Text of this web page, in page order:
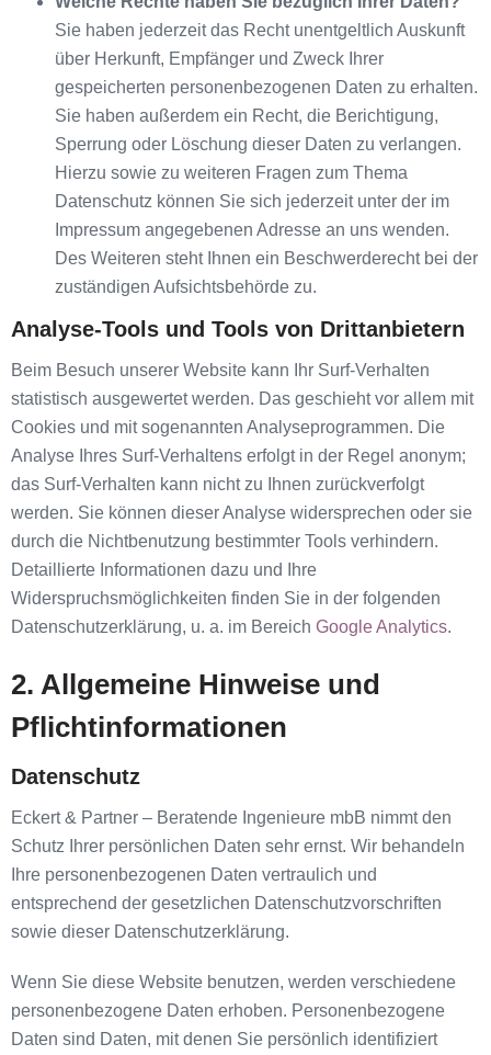
Sie haben jederzeit das Recht unentgeltlich Auskunft
über Herkunft, Empfänger und Zweck Ihrer
gespeicherten personenbezogenen Daten zu erhalten.
Sie haben außerdem ein Recht, die Berichtigung,
Sperrung oder Löschung dieser Daten zu verlangen.
Hierzu sowie zu weiteren Fragen zum Thema
Datenschutz können Sie sich jederzeit unter der im
Impressum angegebenen Adresse an uns wenden.
Des Weiteren steht Ihnen ein Beschwerderecht bei der
zuständigen Aufsichtsbehörde zu.
Analyse-Tools und Tools von Drittanbietern
Beim Besuch unserer Website kann Ihr Surf-Verhalten
statistisch ausgewertet werden. Das geschieht vor allem mit
Cookies und mit sogenannten Analyseprogrammen. Die
Analyse Ihres Surf-Verhaltens erfolgt in der Regel anonym;
das Surf-Verhalten kann nicht zu Ihnen zurückverfolgt
werden. Sie können dieser Analyse widersprechen oder sie
durch die Nichtbenutzung bestimmter Tools verhindern.
Detaillierte Informationen dazu und Ihre
Widerspruchsmöglichkeiten finden Sie in der folgenden
Datenschutzerklärung, u. a. im Bereich Google Analytics.
2. Allgemeine Hinweise und
Pflichtinformationen
Datenschutz
Eckert & Partner – Beratende Ingenieure mbB nimmt den
Schutz Ihrer persönlichen Daten sehr ernst. Wir behandeln
Ihre personenbezogenen Daten vertraulich und
entsprechend der gesetzlichen Datenschutzvorschriften
sowie dieser Datenschutzerklärung.
Wenn Sie diese Website benutzen, werden verschiedene
personenbezogene Daten erhoben. Personenbezogene
Daten sind Daten, mit denen Sie persönlich identifiziert